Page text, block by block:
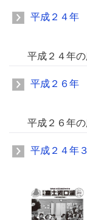
平成２４年
平成２４年の
平成２６年
平成２６年の
平成２４年